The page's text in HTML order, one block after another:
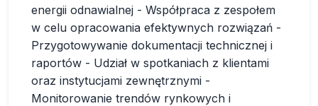
energii odnawialnej - Współpraca z zespołem
w celu opracowania efektywnych rozwiązań -
Przygotowywanie dokumentacji technicznej i
raportów - Udział w spotkaniach z klientami
oraz instytucjami zewnętrznymi -
Monitorowanie trendów rynkowych i